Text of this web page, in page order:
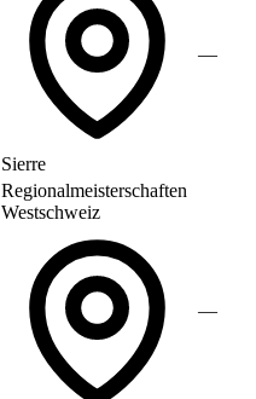
Sierre
—
Regionalmeisterschaften
Westschweiz
—